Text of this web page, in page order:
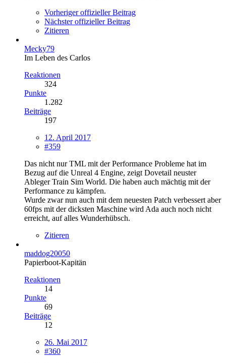
Vorheriger offizieller Beitrag
Nächster offizieller Beitrag
Zitieren
Mecky79
Im Leben des Carlos
Reaktionen
324
Punkte
1.282
Beiträge
197
12. April 2017
#359
Das nicht nur TML mit der Performance Probleme hat im
Bezug auf die Unreal 4 Engine, zeigt Dovetail neuster
Ableger Train Sim World. Die haben auch mächtig mit der
Performance zu kämpfen.
Wurde zwar nun auch mit dem neuesten Patch verbessert aber
60fps mit der dicksten Maschine wird Ada auch noch nicht
erreicht, auf alles Wunderhübsch.
Zitieren
maddog20050
Papierboot-Kapitän
Reaktionen
14
Punkte
69
Beiträge
12
26. Mai 2017
#360